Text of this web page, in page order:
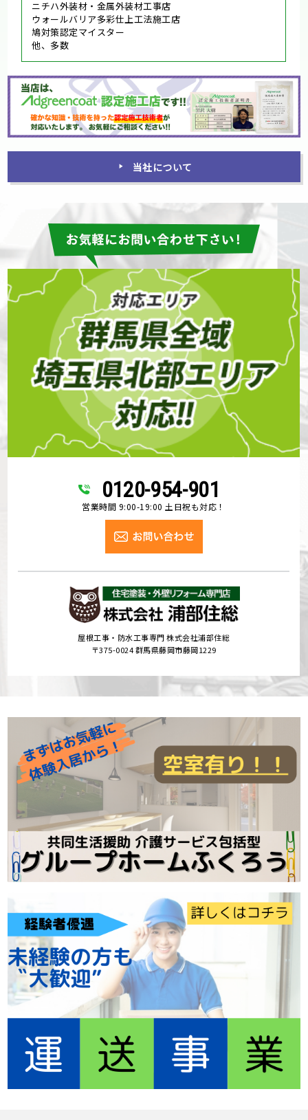
ニチハ外装材・金属外装材工事店
ウォールバリア多彩仕上工法施工店
鳩対策認定マイスター
他、多数
当社について
0120-954-901
営業時間 9:00-19:00 土日祝も対応！
屋根工事・防水工事専門 株式会社浦部住総
〒375-0024 群馬県藤岡市藤岡1229